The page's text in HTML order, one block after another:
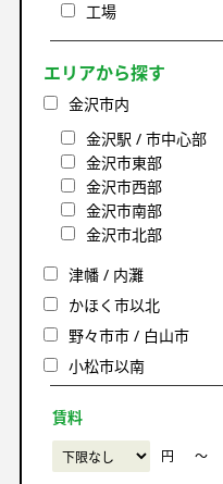
工場
エリアから探す
金沢市内
金沢駅 / 市中心部
金沢市東部
金沢市西部
金沢市南部
金沢市北部
津幡 / 内灘
かほく市以北
野々市市 / 白山市
小松市以南
賃料
円 〜